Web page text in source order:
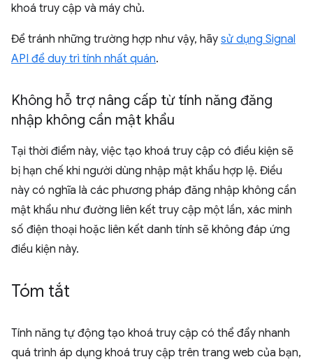
khoá truy cập và máy chủ.
Để tránh những trường hợp như vậy, hãy sử dụng Signal
API để duy trì tính nhất quán.
Không hỗ trợ nâng cấp từ tính năng đăng
nhập không cần mật khẩu
Tại thời điểm này, việc tạo khoá truy cập có điều kiện sẽ
bị hạn chế khi người dùng nhập mật khẩu hợp lệ. Điều
này có nghĩa là các phương pháp đăng nhập không cần
mật khẩu như đường liên kết truy cập một lần, xác minh
số điện thoại hoặc liên kết danh tính sẽ không đáp ứng
điều kiện này.
Tóm tắt
Tính năng tự động tạo khoá truy cập có thể đẩy nhanh
quá trình áp dụng khoá truy cập trên trang web của bạn,